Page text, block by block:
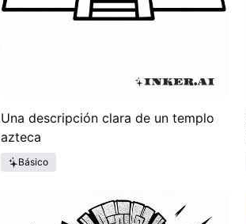
Una descripción clara de un templo
azteca
Básico